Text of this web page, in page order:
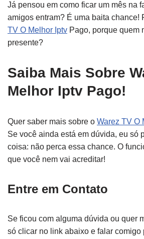
Já pensou em como ficar um mês na
amigos entram? É uma baita chance!
TV O Melhor Iptv Pago, porque quem
presente?
Saiba Mais Sobre
Melhor Iptv Pago!
Quer saber mais sobre o Warez TV O
Se você ainda está em dúvida, eu só
coisa: não perca essa chance. O
que você nem vai acreditar!
Entre em Contato
Se ficou com alguma dúvida ou quer
só clicar no link abaixo e falar comigo